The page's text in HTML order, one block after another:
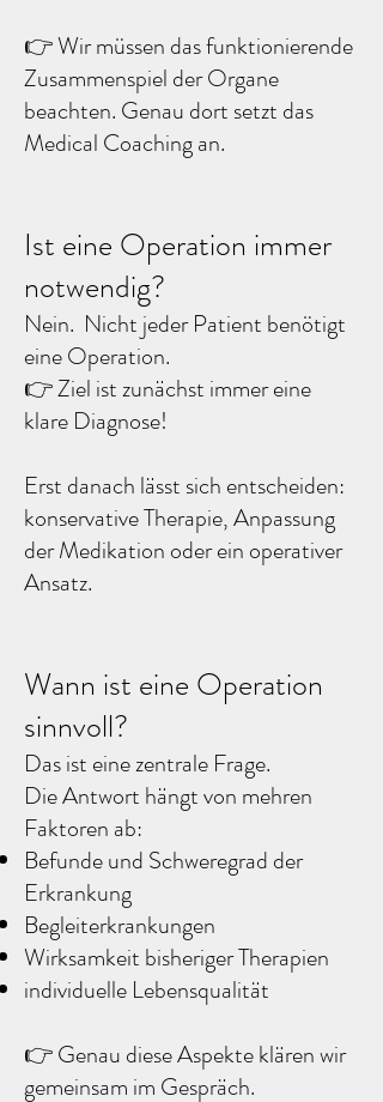
​👉 Wir müssen das funktionierende
Zusammenspiel der Organe
beachten. Genau dort setzt das
Medical Coaching an. ​
Ist eine Operation immer
notwendig?
Nein. Nicht jeder Patient benötigt
eine Operation. ​ ​
👉 Ziel ist zunächst immer eine
klare Diagnose! ​​
Erst danach lässt sich entscheiden:
konservative Therapie, Anpassung
der Medikation oder ein operativer
Ansatz.
Wann ist eine Operation
sinnvoll?
Das ist eine zentrale Frage.​
Die Antwort hängt von mehren
Faktoren ab:
Befunde und Schweregrad der
Erkrankung
Begleiterkrankungen
Wirksamkeit bisheriger Therapien
individuelle Lebensqualität
👉 Genau diese Aspekte klären wir
gemeinsam im Gespräch. ​​ ​